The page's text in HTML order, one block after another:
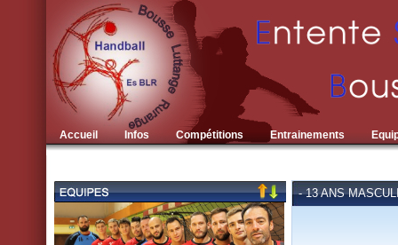
Accueil Infos Compétitions Entrainements
- 13 ANS